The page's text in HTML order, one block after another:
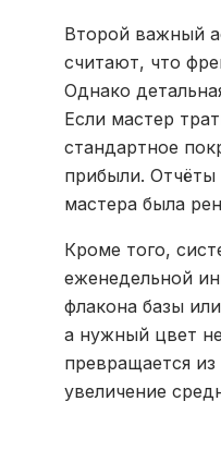
Второй важный
считают, что
Однако
Если мастер
стандартное
прибыли. Отчёты
мастера была
Кроме того,
еженедельной
флакона базы
а нужный цвет
превращается
увеличение